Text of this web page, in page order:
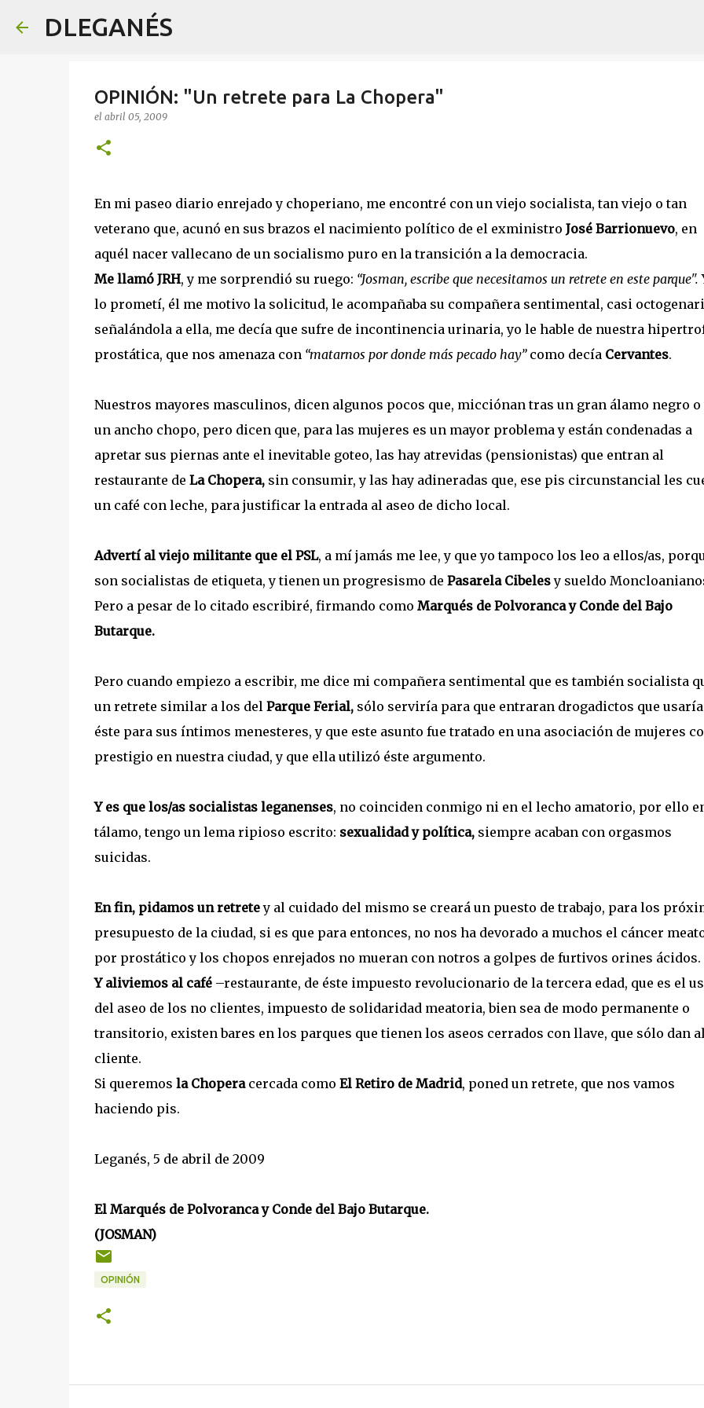
DLEGANÉS
OPINIÓN: "Un retrete para La Chopera"
el abril 05, 2009
En mi paseo diario enrejado y choperiano, me encontré con un viejo socialista, tan viejo o tan
veterano que, acunó en sus brazos el nacimiento político de el exministro José Barrionuevo, en
aquél nacer vallecano de un socialismo puro en la transición a la democracia.
Me llamó JRH, y me sorprendió su ruego: “Josman, escribe que necesitamos un retrete en este parque".
lo prometí, él me motivo la solicitud, le acompañaba su compañera sentimental, casi
señalándola a ella, me decía que sufre de incontinencia urinaria, yo le hable de nuestra
prostática, que nos amenaza con “matarnos por donde más pecado hay”como decía Cervantes.
Nuestros mayores masculinos, dicen algunos pocos que, micciónan tras un gran álamo negro o
un ancho chopo, pero dicen que, para las mujeres es un mayor problema y están condenadas a
apretar sus piernas ante el inevitable goteo, las hay atrevidas (pensionistas) que entran al
restaurante de La Chopera,sin consumir, y las hay adineradas que, ese pis circunstancial les
un café con leche, para justificar la entrada al aseo de dicho local.
Advertí al viejo militante que el PSL, a mí jamás me lee, y que yo tampoco los leo a ellos/as,
son socialistas de etiqueta, y tienen un progresismo de Pasarela Cibelesy sueldo
Pero a pesar de lo citado escribiré, firmando como Marqués de Polvoranca y Conde del Bajo
Butarque.
Pero cuando empiezo a escribir, me dice mi compañera sentimental que es también socialista
un retrete similar a los delParque Ferial,sólo serviría para que entraran drogadictos que
éste para sus íntimos menesteres, y que este asunto fue tratado en una asociación de mujeres
prestigio en nuestra ciudad, y que ella utilizó éste argumento.
Y es que los/as socialistas leganenses, no coinciden conmigo ni en el lecho amatorio, por ello
tálamo, tengo un lema ripioso escrito: sexualidad y política,siempre acaban con orgasmos
suicidas.
En fin, pidamos un retretey al cuidado del mismo se creará un puesto de trabajo, para los
presupuesto de la ciudad, si es que para entonces, no nos ha devorado a muchos el cáncer
por prostático y los chopos enrejados no mueran con notros a golpes de furtivos orines ácidos.
Y aliviemos al café–restaurante, de éste impuesto revolucionario de la tercera edad, que es el
del aseo de los no clientes, impuesto de solidaridad meatoria, bien sea de modo permanente o
transitorio, existen bares en los parques que tienen los aseos cerrados con llave, que sólo dan
cliente.
Si queremos la Choperacercada como El Retiro de Madrid, poned un retrete, que nos vamos
haciendo pis.
Leganés, 5 de abril de 2009
El Marqués de Polvoranca y Conde del Bajo Butarque.
(JOSMAN)
OPINIÓN